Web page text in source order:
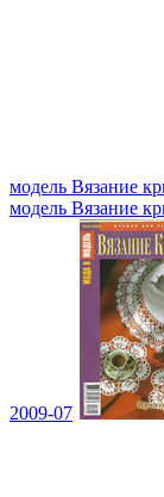
модель Вязание
модель Вязание
2009-07